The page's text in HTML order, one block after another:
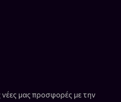
νέες μας προσφορές με την